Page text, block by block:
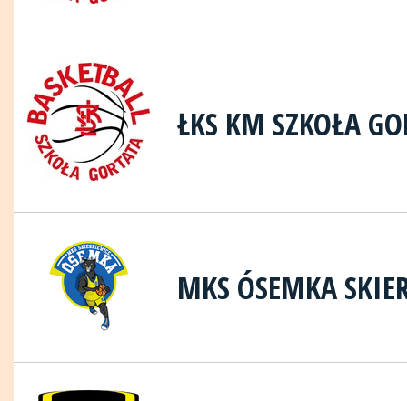
ŁKS KM SZKOŁA
MKS ÓSEMKA